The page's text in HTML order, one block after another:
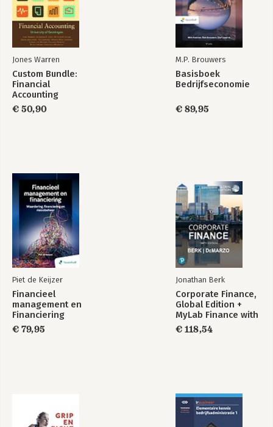
Jones Warren
Custom Bundle:
Financial
Accounting
€ 50,90
M.P. Brouwers
Basisboek
Bedrijfseconomie
€ 89,95
Piet de Keijzer
Financieel
management en
Financiering
€ 79,95
Jonathan Berk
Corporate Finance,
Global Edition +
MyLab Finance with
Pearson eText
(Package)
€ 118,54